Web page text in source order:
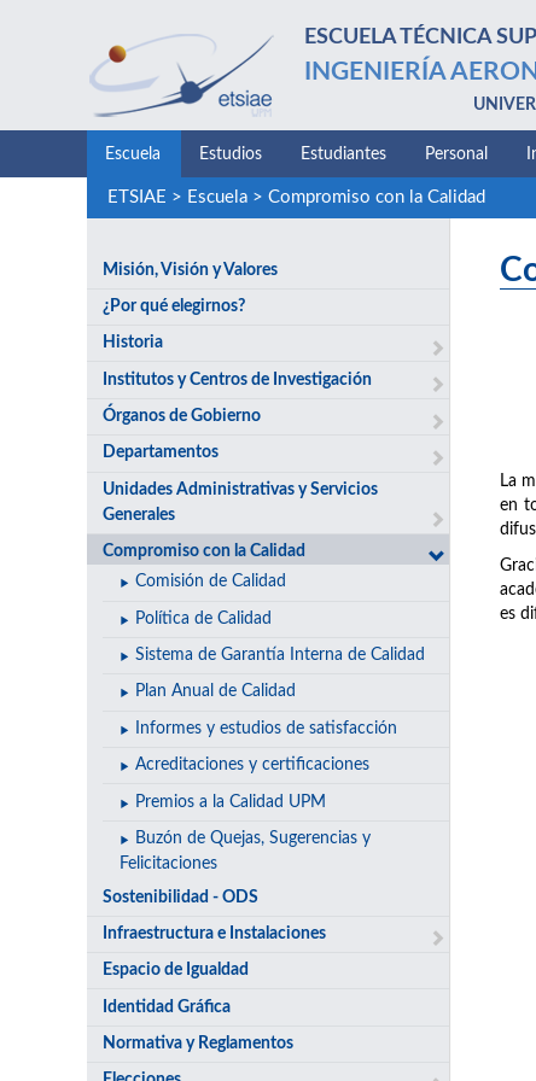
ESCUELA TÉCNICA
INGENIERÍA
Escuela Estudios Estudiantes Personal
ETSIAE > Escuela> Compromiso con la Calidad
Misión, Visión y Valores
¿Por qué elegirnos?
Historia
Institutos y Centros de Investigación
Órganos de Gobierno
Departamentos
Unidades Administrativas y Servicios
Generales
Compromiso con la Calidad
Comisión de Calidad
Política de Calidad
Sistema de Garantía Interna de Calidad
Plan Anual de Calidad
Informes y estudios de satisfacción
Acreditaciones y certificaciones
Premios a la Calidad UPM
Buzón de Quejas, Sugerencias y
Felicitaciones
Sostenibilidad - ODS
Infraestructura e Instalaciones
Espacio de Igualdad
Identidad Gráfica
Normativa y Reglamentos
La
en
es